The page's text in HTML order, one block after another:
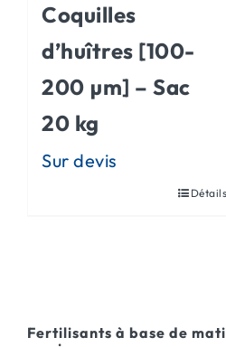
Coquilles
d’huîtres [100-
200 µm] – Sac
20 kg
Détails
Fertilisants à base de